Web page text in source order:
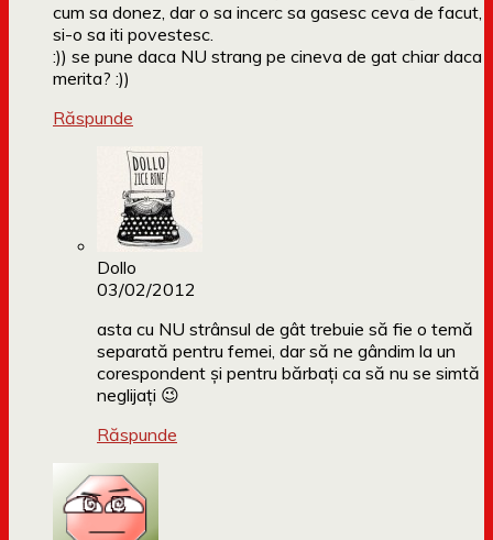
cum sa donez, dar o sa incerc sa gasesc ceva de facut,
si-o sa iti povestesc.
:)) se pune daca NU strang pe cineva de gat chiar daca
merita? :))
Răspunde
Dollo
03/02/2012
asta cu NU strânsul de gât trebuie să fie o temă
separată pentru femei, dar să ne gândim la un
corespondent și pentru bărbați ca să nu se simtă
neglijați 😉
Răspunde